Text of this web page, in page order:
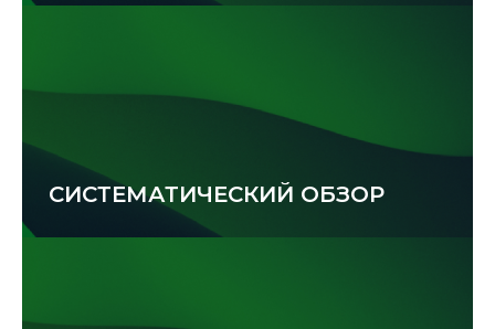
СИСТЕМАТИЧЕСКИЙ ОБЗОР